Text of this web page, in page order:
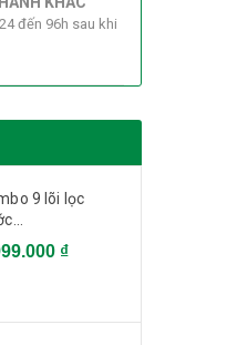
đến 96h sau khi
9 lõi lọc
₫